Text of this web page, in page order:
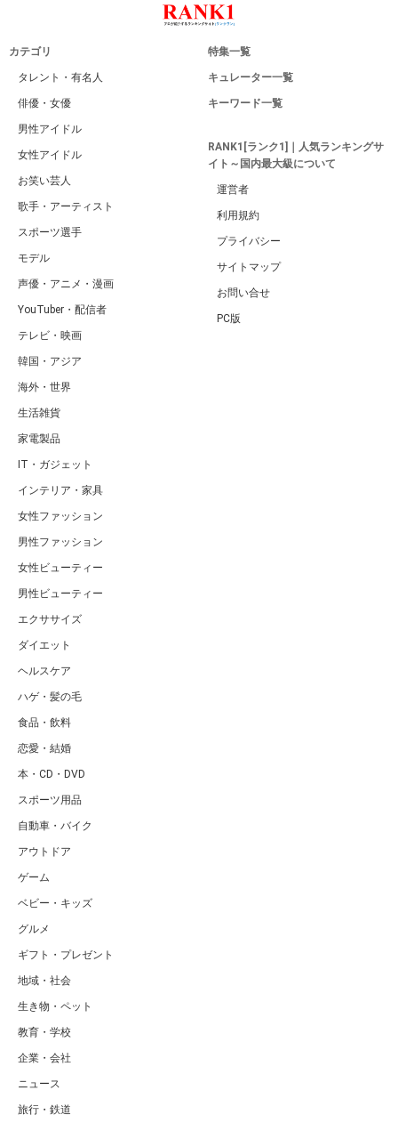
カテゴリ
タレント・有名人
俳優・女優
男性アイドル
女性アイドル
お笑い芸人
歌手・アーティスト
スポーツ選手
モデル
声優・アニメ・漫画
YouTuber・配信者
テレビ・映画
韓国・アジア
海外・世界
生活雑貨
家電製品
IT・ガジェット
インテリア・家具
女性ファッション
男性ファッション
女性ビューティー
男性ビューティー
エクササイズ
ダイエット
ヘルスケア
ハゲ・髪の毛
食品・飲料
恋愛・結婚
本・CD・DVD
スポーツ用品
自動車・バイク
アウトドア
ゲーム
ベビー・キッズ
グルメ
ギフト・プレゼント
地域・社会
生き物・ペット
教育・学校
企業・会社
ニュース
旅行・鉄道
特集一覧
キュレーター一覧
キーワード一覧
RANK1[ランク1]｜人気ランキングサ
イト～国内最大級について
運営者
利用規約
プライバシー
サイトマップ
お問い合せ
PC版